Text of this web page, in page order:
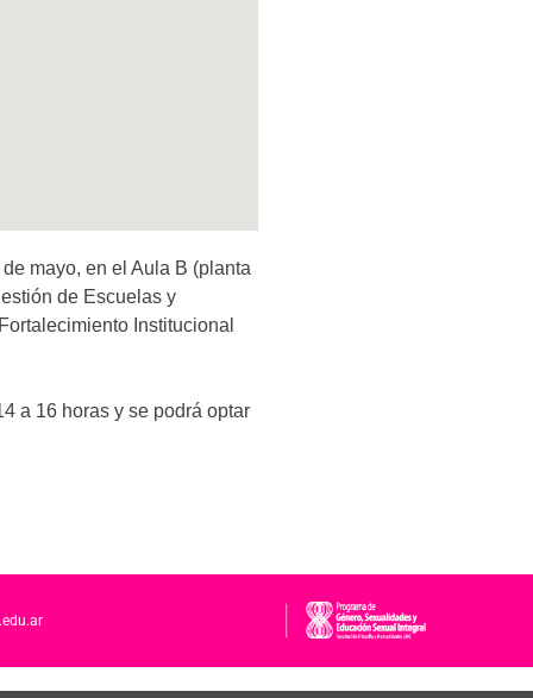
mayo, en el Aula B (planta
de Escuelas y
Institucional
a 16 horas y se podrá optar